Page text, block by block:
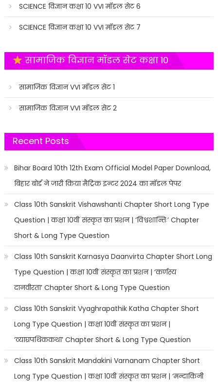
SCIENCE विज्ञान कक्षा 10 VVI मॉडल सेट 6
SCIENCE विज्ञान कक्षा 10 VVI मॉडल सेट 7
सामाजिक विज्ञान मॉडल सेट कक्षा 10
सामाजिक विज्ञान VVI मॉडल सेट 1
सामाजिक विज्ञान VVI मॉडल सेट 2
Recent Posts
Bihar Board 10th 12th Exam Official Model Paper Download,
बिहार बोर्ड ने जारी किया मैट्रिक इन्टर 2024 का मॉडल पेपर
Class 10th Sanskrit Vishawshanti Chapter Short Long Type
Question | कक्षा 10वीं संस्कृत का प्रशन | ‘विश्वशान्तिः’ Chapter
Short & Long Type Question
Class 10th Sanskrit Karnasya Daanvirta Chapter Short Long
Type Question | कक्षा 10वीं संस्कृत का प्रशन | ‘कर्णस्य
दानवीरता’ Chapter Short & Long Type Question
Class 10th Sanskrit Vyaghrapathik Katha Chapter Short
Long Type Question | कक्षा 10वीं संस्कृत का प्रशन |
‘व्याघ्रपथिककथा’ Chapter Short & Long Type Question
Class 10th Sanskrit Mandakini Varnanam Chapter Short
Long Type Question | कक्षा 10वीं संस्कृत का प्रशन | ‘मन्दाकिनी